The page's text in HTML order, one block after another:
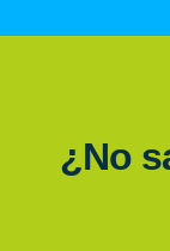
¿No